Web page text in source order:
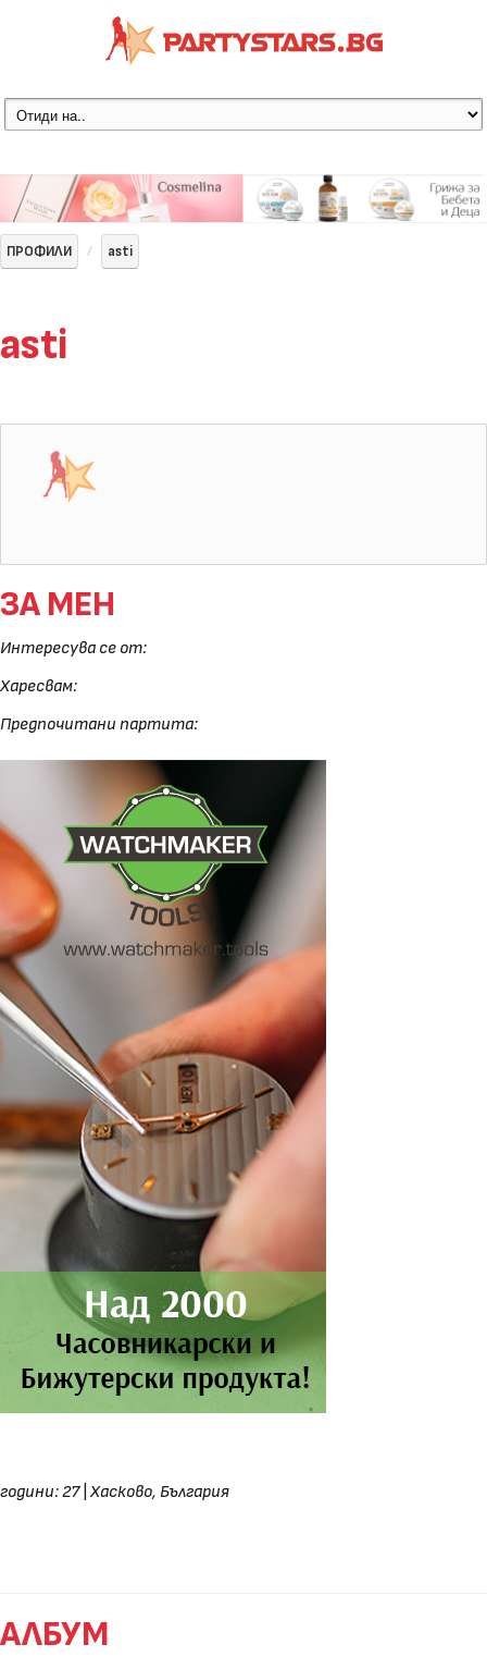
ПРОФИЛИ asti
asti
ЗА МЕН
Интересува се от:
Харесвам:
Предпочитани партита:
години: 27|Хасково, България
АЛБУМ